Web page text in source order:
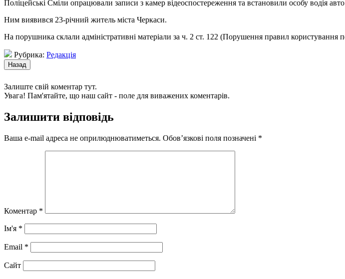
Поліцейські Сміли опрацювали записи з камер відеоспостереження та встановили особу водія
Ним виявився 23-річний житель міста Черкаси.
На порушника склали адміністративні матеріали за ч. 2 ст. 122 (Порушення правил
Рубрика: Редакція
Залиште свій коментар тут.
Увага! Пам'ятайте, що наш сайт - поле для виважених коментарів.
Залишити відповідь
Ваша e-mail адреса не оприлюднюватиметься. Обов’язкові поля позначені *
Коментар *
Ім'я *
Email *
Сайт